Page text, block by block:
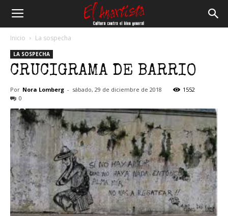
Anartista
Inicio La sospecha
LA SOSPECHA
CRUCIGRAMA DE BARRIO
Por Nora Lomberg - sábado, 29 de diciembre de 2018
1552
0